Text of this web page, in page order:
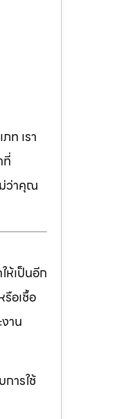
ท เรา
ที่
ว่าคุณ
ห้เป็นอีก
อเชื้อ
าน
ารใช้